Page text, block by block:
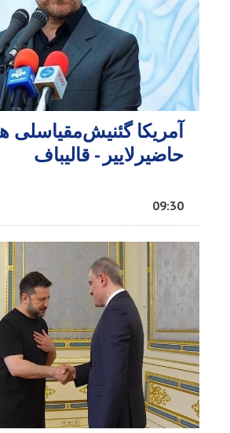
آمریکا گئنیش‌مقیاسلی
حاضیرلاییر - قالیباف
09:30